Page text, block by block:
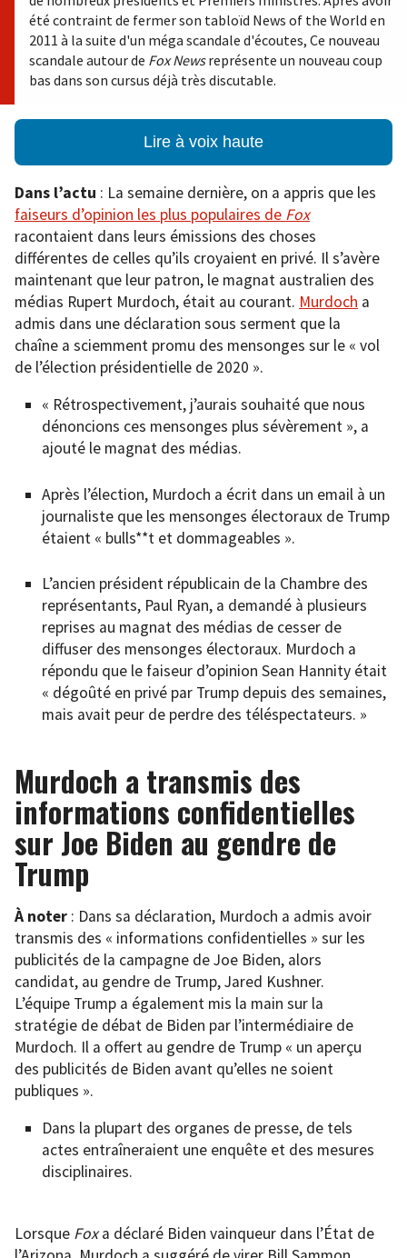
été contraint de fermer son tabloïd News of the World en
2011 à la suite d'un méga scandale d'écoutes, Ce nouveau
scandale autour de Fox Newsreprésente un nouveau coup
bas dans son cursus déjà très discutable.
Lire à voix haute
Dans l’actu : La semaine dernière, on a appris que les
faiseurs d’opinion les plus populaires de Fox
racontaient dans leurs émissions des choses
différentes de celles qu’ils croyaient en privé. Il s’avère
maintenant que leur patron, le magnat australien des
médias Rupert Murdoch, était au courant. Murdoch a
admis dans une déclaration sous serment que la
chaîne a sciemment promu des mensonges sur le « vol
de l’élection présidentielle de 2020 ».
« Rétrospectivement, j’aurais souhaité que nous
dénoncions ces mensonges plus sévèrement », a
ajouté le magnat des médias.
Après l’élection, Murdoch a écrit dans un email à un
journaliste que les mensonges électoraux de Trump
étaient « bulls**t et dommageables ».
L’ancien président républicain de la Chambre des
représentants, Paul Ryan, a demandé à plusieurs
reprises au magnat des médias de cesser de
diffuser des mensonges électoraux. Murdoch a
répondu que le faiseur d’opinion Sean Hannity était
« dégoûté en privé par Trump depuis des semaines,
mais avait peur de perdre des téléspectateurs. »
Murdoch a transmis des
informations confidentielles
sur Joe Biden au gendre de
Trump
À noter : Dans sa déclaration, Murdoch a admis avoir
transmis des « informations confidentielles » sur les
publicités de la campagne de Joe Biden, alors
candidat, au gendre de Trump, Jared Kushner.
L’équipe Trump a également mis la main sur la
stratégie de débat de Biden par l’intermédiaire de
Murdoch. Il a offert au gendre de Trump « un aperçu
des publicités de Biden avant qu’elles ne soient
publiques ».
Dans la plupart des organes de presse, de tels
actes entraîneraient une enquête et des mesures
disciplinaires.
Lorsque Foxa déclaré Biden vainqueur dans l’État de